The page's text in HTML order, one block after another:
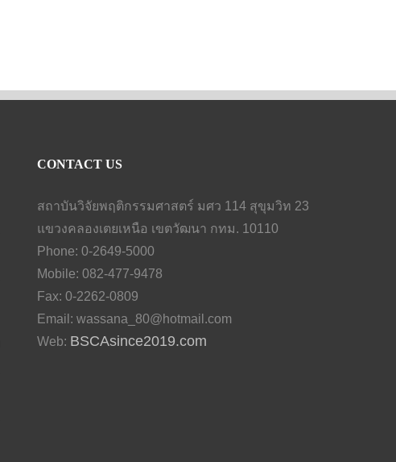
CONTACT US
สถาบันวิจัยพฤติกรรมศาสตร์ มศว 114 สุขุมวิท 23
แขวงคลองเตยเหนือ เขตวัฒนา กทม. 10110
Phone: 0-2649-5000
Mobile: 082-477-9478
Fax: 0-2262-0809
Email:wassana_80@hotmail.com
Web: BSCAsince2019.com